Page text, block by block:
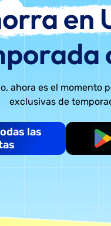
en
ahora es el
exclusivas de
las